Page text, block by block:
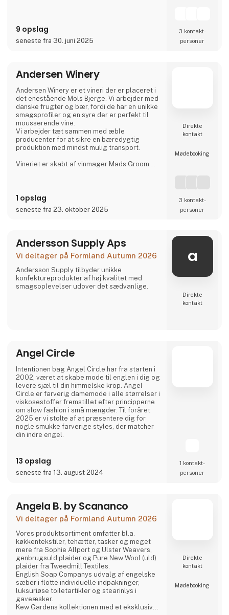
9 opslag
seneste fra 30. juni 2025
3 kontakt­
personer
Andersen Winery
Andersen Winery er et vineri der er placeret i
det enestående Mols Bjerge. Vi arbejder med
danske frugter og bær, fordi de har en unikke
smagsprofiler og en syre der er perfekt til
mousserende vine.
Vi arbejder tæt sammen med æble
producenter for at sikre en bæredygtig
produktion med mindst mulig transport.
Vineriet er skabt af vinmager Mads Groom
er stadig lille, men vi har vokseværk og
produktionen følger med.
1 opslag
seneste fra 23. oktober 2025
Direkte
kontakt
Møde­booking
3 kontakt­
personer
Andersson Supply Aps
Vi deltager på Formland Autumn 2026
Andersson Supply tilbyder unikke
konfektureprodukter af høj kvalitet med
smagsoplevelser udover det sædvanlige.
a
Direkte
kontakt
Angel Circle
Intentionen bag Angel Circle har fra starten i
2002, været at skabe mode til englen i dig og
levere sjæl til din himmelske krop. Angel
Circle er farverig damemode i alle størrelser i
viskosestoffer fremstillet efter principperne
om slow fashion i små mængder. Til foråret
2025 er vi stolte af at præsentere dig for
nogle smukke farverige styles, der matcher
din indre engel.
stilarter og størrelser, du foretrækker, og
vælge blandt mange stoffer, farver, digitale
print, og batik. Vi har et stort udvalg af
13 opslag
seneste fra 13. august 2024
1 kontakt­
personer
Angela B. by Scananco
Vi deltager på Formland Autumn 2026
Vores produktsortiment omfatter bl.a.
køkkentekstiler, tehætter, tasker og meget
mere fra Sophie Allport og Ulster Weavers,
genbrugsuld plaider og Pure New Wool (uld)
plaider fra Tweedmill Textiles.
English Soap Companys udvalg af engelske
sæber i flotte individuelle indpakninger,
luksuriøse toiletartikler og stearinlys i
gaveæsker.
Kew Gardens kollektionen med et eksklusivt
Direkte
kontakt
Møde­booking